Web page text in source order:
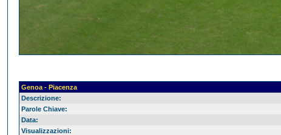
Genoa - Piacenza
Descrizione:
Parole Chiave:
Data:
Visualizzazioni: